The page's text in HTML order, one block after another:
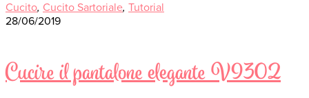
Cucito, Cucito Sartoriale, Tutorial
28/06/2019
Cucire il pantalone elegante V9302